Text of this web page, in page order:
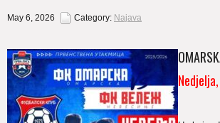
May 6, 2026 Category: Najava